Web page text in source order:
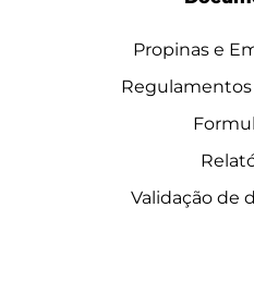
Propinas e
Validação de